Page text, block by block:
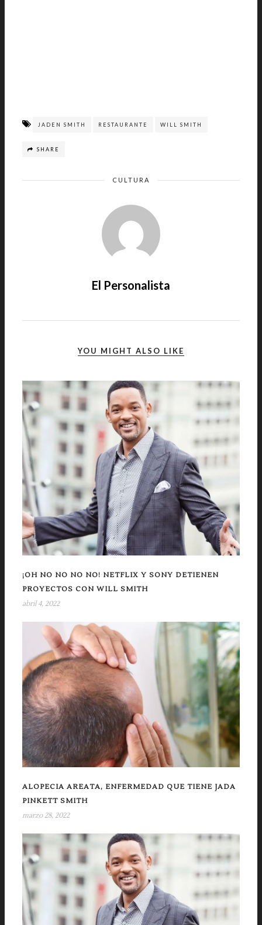
JADEN SMITH RESTAURANTE WILL SMITH
SHARE
CULTURA
El Personalista
YOU MIGHT ALSO LIKE
¡OH NO NO NO NO! NETFLIX Y SONY DETIENEN
PROYECTOS CON WILL SMITH
abril 4, 2022
ALOPECIA AREATA, ENFERMEDAD QUE TIENE JADA
PINKETT SMITH
marzo 28, 2022